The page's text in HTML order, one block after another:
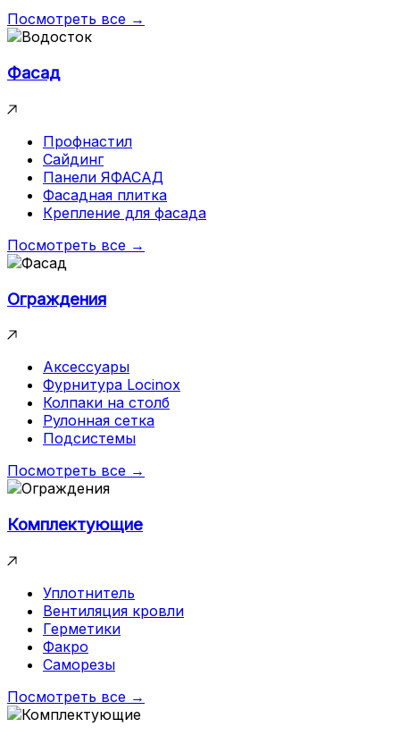
Посмотреть все →
Фасад
Профнастил
Сайдинг
Панели ЯФАСАД
Фасадная плитка
Крепление для фасада
Посмотреть все →
Ограждения
Аксессуары
Фурнитура Locinox
Колпаки на столб
Рулонная сетка
Подсистемы
Посмотреть все →
Комплектующие
Уплотнитель
Вентиляция кровли
Герметики
Факро
Саморезы
Посмотреть все →